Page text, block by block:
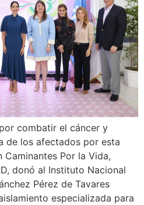
combatir el cáncer y
de los afectados por esta
Caminantes Por la Vida,
donó al Instituto Nacional
Pérez de Tavares
especializada para